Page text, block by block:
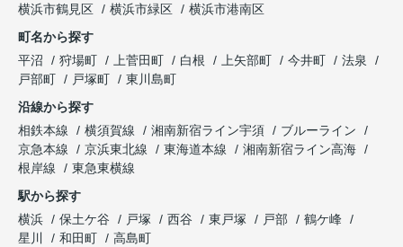
横浜市鶴見区
横浜市緑区
横浜市港南区
町名から探す
平沼
狩場町 上菅田町 白根 上矢部町 今井町
法泉
戸部町
戸塚町
東川島町
沿線から探す
相鉄本線
横須賀線 湘南新宿ライン宇須
ブルーライン
京急本線
京浜東北線 東海道本線
湘南新宿ライン高海
根岸線
東急東横線
駅から探す
横浜
保土ケ谷 戸塚 西谷 東戸塚 戸部
鶴ケ峰
星川
和田町 高島町